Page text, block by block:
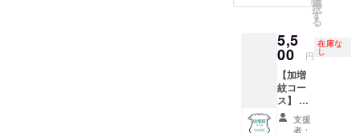
招待
2025年
1月頃に
名古屋
市内で
開催予
定の出
く、ハ
ンドル
や通称
名、
SNS等
のアカ
ウント
めて、
巻末に
お名前
を掲載
させて
いただ
きま
す。 支
択
す
る
5,5
00 円
在庫な
し
【加増
紋コー
ス】 こ
ちらの
コース
支援
者：